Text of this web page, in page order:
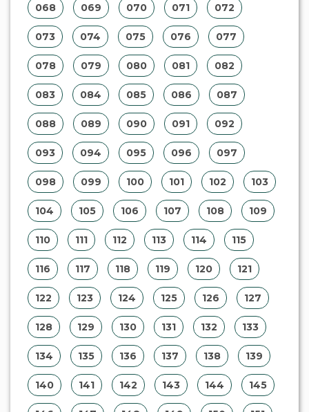
068 069 070 071 072
073 074 075 076 077
078 079 080 081 082
083 084 085 086 087
088 089 090 091 092
093 094 095 096 097
098 099 100 101 102 103
104 105 106 107 108 109
110 111 112 113 114 115
116 117 118 119 120 121
122 123 124 125 126 127
128 129 130 131 132 133
134 135 136 137 138 139
140 141 142 143 144 145